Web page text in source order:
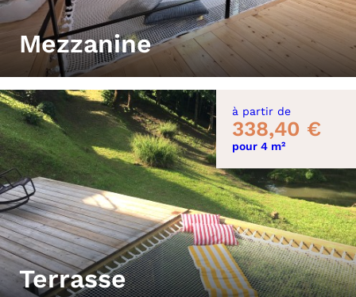
Mezzanine
Terrasse
à partir de
338,40 €
pour 4 m²